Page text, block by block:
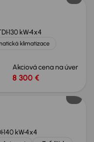
130 kW4x4
klimatizace
Akciová cena na úver
8 300 €
140 kW4x4